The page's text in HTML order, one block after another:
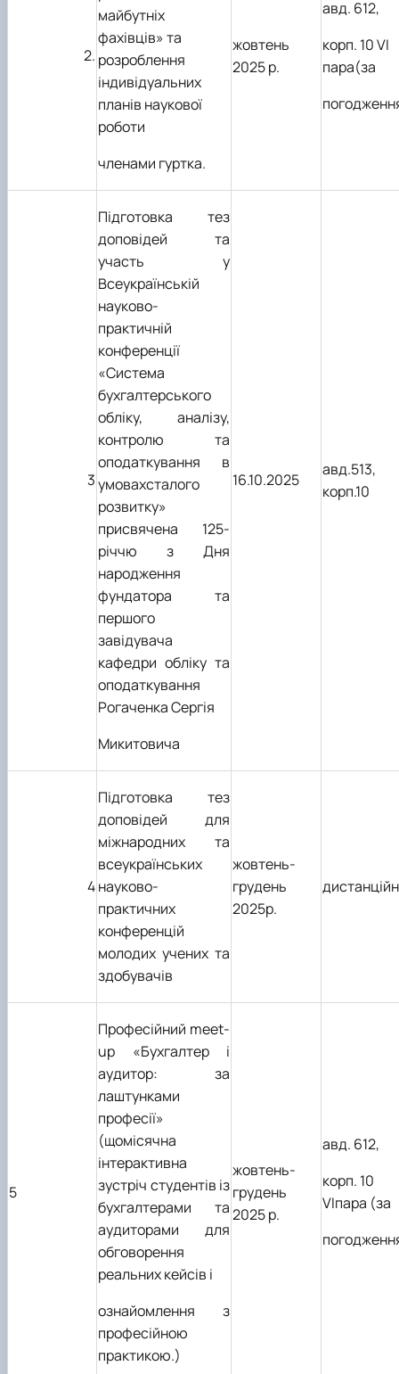
2.
майбутніх
фахівців» та
розроблення
індивідуальних
планів наукової
роботи
членами гуртка.
жовтень
2025 р.
авд. 612,
корп. 10 VI
пара(за
3
Підготовка тез
доповідей та
участь у
Всеукраїнській
науково-
практичній
конференції
«Система
бухгалтерського
обліку, аналізу,
контролю та
оподаткування в
умовахсталого
розвитку»
присвячена 125-
річчю з Дня
народження
фундатора та
першого
завідувача
кафедри обліку та
оподаткування
Рогаченка Сергія
Микитовича
16.10.2025
авд.513,
корп.10
4
Підготовка тез
доповідей для
міжнародних та
всеукраїнських
науково-
практичних
конференцій
молодих учених та
здобувачів
жовтень-
грудень
2025р.
5
Професійний meet-
up «Бухгалтер і
аудитор: за
лаштунками
професії»
(щомісячна
інтерактивна
зустріч студентів із
бухгалтерами та
аудиторами для
обговорення
реальних кейсів і
ознайомлення з
професійною
практикою.)
жовтень-
грудень
2025 р.
авд. 612,
корп. 10
VIпара (за